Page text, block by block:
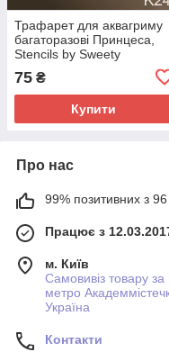
Трафарет для аквагриму
багаторазові Принцеса,
Stencils by Sweety
75 ₴
Купити
Про нас
99% позитивних з 96
Працює з
м. Київ
Самовивіз товару
метро
Україна
Контакти